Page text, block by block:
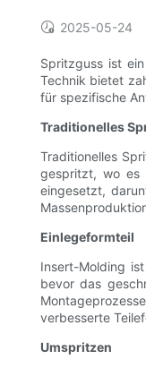
2025-05-24
Spritzguss ist
Technik bietet
für spezifische
Traditionelles
Traditionelles
gespritzt, wo es
eingesetzt,
Einlegeformteil
Insert-Molding
bevor das
verbesserte
Umspritzen